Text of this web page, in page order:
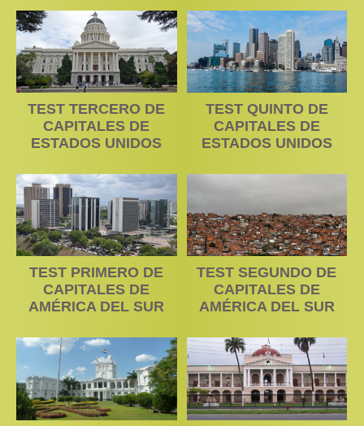
TEST TERCERO DE
CAPITALES DE
ESTADOS UNIDOS
TEST QUINTO DE
CAPITALES DE
ESTADOS UNIDOS
TEST PRIMERO DE
CAPITALES DE
AMÉRICA DEL SUR
TEST SEGUNDO DE
CAPITALES DE
AMÉRICA DEL SUR